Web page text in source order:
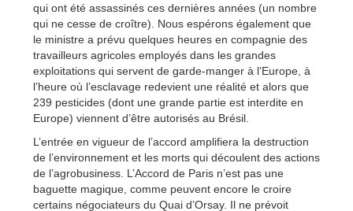
qui ont été assassinés ces dernières années (un nombre
qui ne cesse de croître). Nous espérons également que
le ministre a prévu quelques heures en compagnie des
travailleurs agricoles employés dans les grandes
exploitations qui servent de garde-manger à l’Europe, à
l’heure où l’esclavage redevient une réalité et alors que
239 pesticides (dont une grande partie est interdite en
Europe) viennent d’être autorisés au Brésil.
L’entrée en vigueur de l’accord amplifiera la destruction
de l’environnement et les morts qui découlent des actions
de l’agrobusiness. L’Accord de Paris n’est pas une
baguette magique, comme peuvent encore le croire
certains négociateurs du Quai d’Orsay. Il ne prévoit